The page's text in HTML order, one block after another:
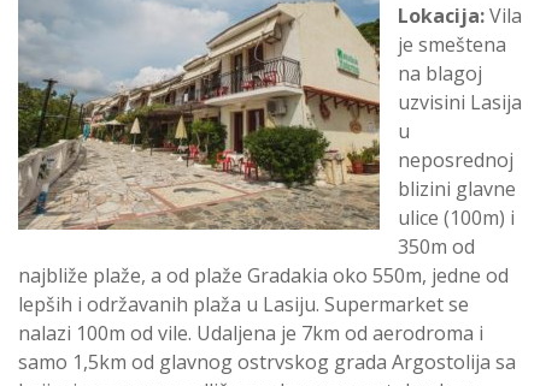
Lokacija:Vila
je smeštena
na blagoj
uzvisini Lasija
u
neposrednoj
blizini glavne
ulice (100m) i
350m od
najbliže plaže, a od plaže Gradakia oko 550m, jedne od
lepših i održavanih plaža u Lasiju. Supermarket se
nalazi 100m od vile. Udaljena je 7km od aerodroma i
samo 1,5km od glavnog ostrvskog grada Argostolija sa